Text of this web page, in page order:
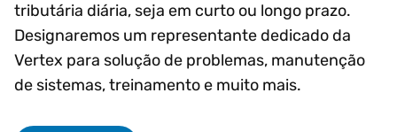
tributária diária, seja em curto ou longo prazo.
Designaremos um representante dedicado da
Vertex para solução de problemas, manutenção
de sistemas, treinamento e muito mais.